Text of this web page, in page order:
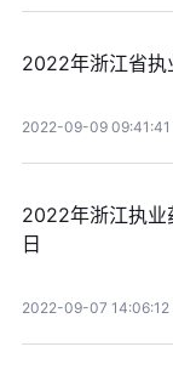
2022年浙江省执
2022-09-09 09:41:41
2022年浙江执业
日
2022-09-07 14:06:12